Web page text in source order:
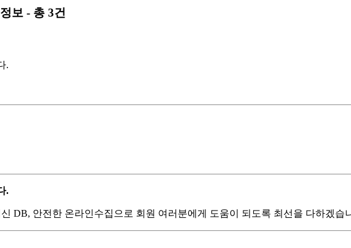
보 - 총 3건
.
.
DB, 안전한 온라인수집으로 회원 여러분에게 도움이 되도록 최선을 다하겠습